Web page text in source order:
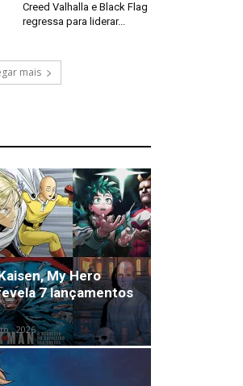
Creed Valhalla e Black Flag
regressa para liderar...
mais
My Hero
7 lançamentos
, 2026